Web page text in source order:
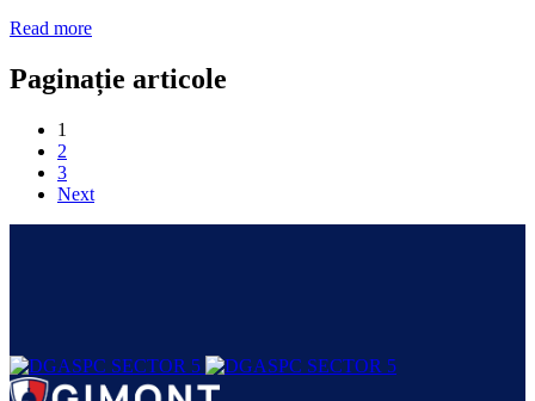
Read more
Paginație articole
1
2
3
Next